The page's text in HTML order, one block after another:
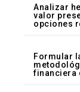
Analizar
valor
opciones
Formular
financiera